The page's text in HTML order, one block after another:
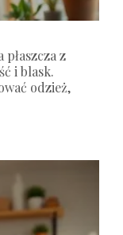
z
i blask.
odzież,